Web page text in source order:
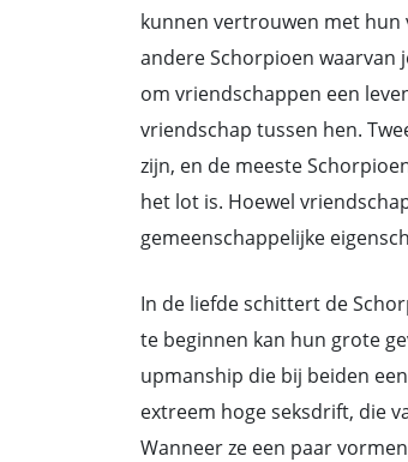
kunnen vertrouwen met hun
andere Schorpioen waarvan
om vriendschappen een
vriendschap tussen hen.
zijn, en de meeste
het lot is. Hoewel
gemeenschappelijke
In de liefde schittert de
te beginnen kan hun grote
upmanship die bij beiden
extreem hoge seksdrift, die
Wanneer ze een paar